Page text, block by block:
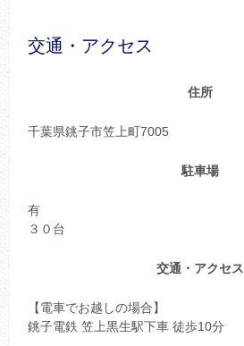
交通・アクセス
住所
千葉県銚子市笠上町7005
駐車場
有
３０台
交通・アクセス
【電車でお越しの場合】
銚子電鉄 笠上黒生駅下車 徒歩10分